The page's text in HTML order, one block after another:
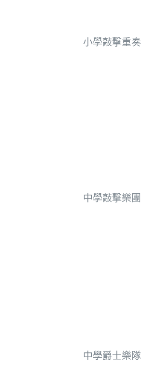
小學敲擊重奏
中學敲擊樂團
中學爵士樂隊